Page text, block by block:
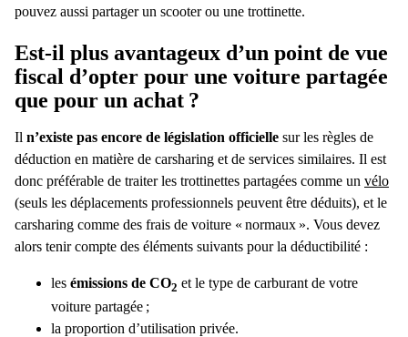
pouvez aussi partager un scooter ou une trottinette.
Est-il plus avantageux d’un point de vue
fiscal d’opter pour une voiture partagée
que pour un achat ?
Il n’existe pas encore de législation officielle sur les règles de
déduction en matière de carsharing et de services similaires. Il est
donc préférable de traiter les trottinettes partagées comme un vélo
(seuls les déplacements professionnels peuvent être déduits), et le
carsharing comme des frais de voiture « normaux ». Vous devez
alors tenir compte des éléments suivants pour la déductibilité :
les émissions de CO2 et le type de carburant de votre
voiture partagée ;
la proportion d’utilisation privée.